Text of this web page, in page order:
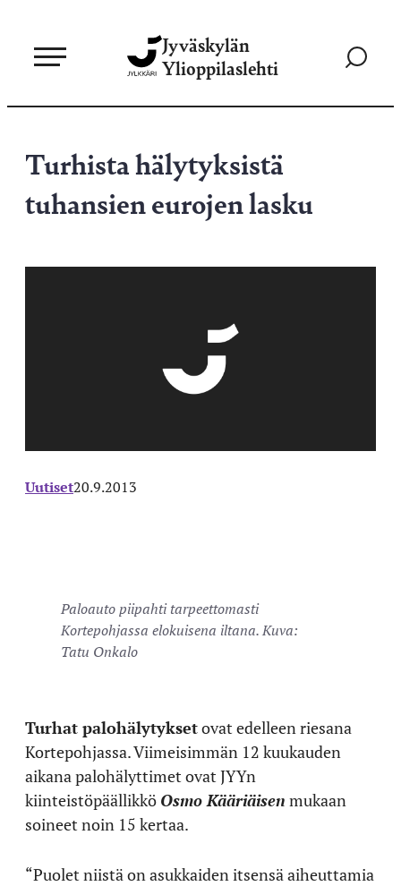
sisältöön
Jyväskylän
Ylioppilaslehti
Siirry
Turhista hälytyksistä
tuhansien eurojen lasku
Uutiset20.9.2013
Paloauto piipahti tarpeettomasti
Kortepohjassa elokuisena iltana. Kuva:
Tatu Onkalo
Turhat palohälytyksetovat edelleen riesana
Kortepohjassa. Viimeisimmän 12 kuukauden
aikana palohälyttimet ovat JYYn
kiinteistöpäällikkö Osmo Kääriäisen mukaan
soineet noin 15 kertaa.
“Puolet niistä on asukkaiden itsensä aiheuttamia